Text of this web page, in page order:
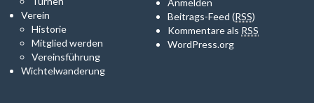
Verein
Historie
Mitglied werden
Vereinsführung
Wichtelwanderung
Anmelden
Beitrags-Feed (RSS)
Kommentare als RSS
WordPress.org